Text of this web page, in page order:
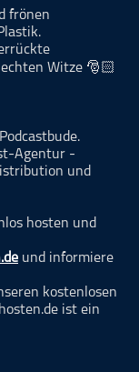
frönen
Witze 🎅🏻
Agentur -
und
hosten und
und informiere
kostenlosen
ist ein